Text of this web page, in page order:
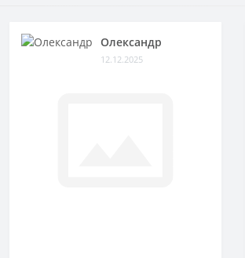
Олександр
12.12.2025